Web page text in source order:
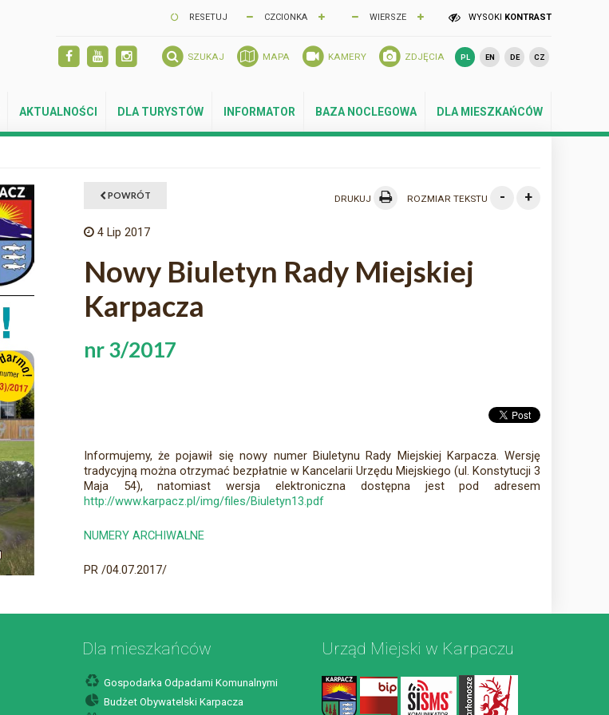
RESETUJ CZCIONKA WIERSZE WYSOKI KONTRAST
SZUKAJ MAPA KAMERY ZDJĘCIA PL EN DE CZ
AKTUALNOŚCI DLA TURYSTÓW INFORMATOR BAZA NOCLEGOWA DLA MIESZKAŃCÓW
POWRÓT DRUKUJ ROZMIAR TEKSTU - +
4 Lip 2017
Nowy Biuletyn Rady Miejskiej
Karpacza
nr 3/2017
Informujemy, że pojawił się nowy numer Biuletynu Rady Miejskiej Karpacza. Wersję
tradycyjną można otrzymać bezpłatnie w Kancelarii Urzędu Miejskiego (ul. Konstytucji 3
Maja 54), natomiast wersja elektroniczna dostępna jest pod adresem
http://www.karpacz.pl/img/files/Biuletyn13.pdf
NUMERY ARCHIWALNE
PR /04.07.2017/
Dla mieszkańców
Gospodarka Odpadami Komunalnymi
Budżet Obywatelski Karpacza
Urząd Miejski w Karpaczu